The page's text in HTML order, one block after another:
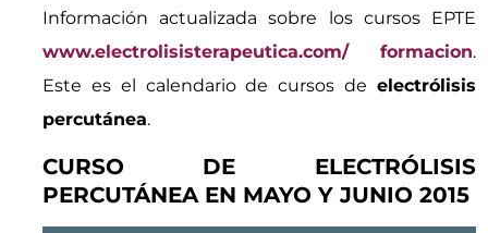
Información actualizada sobre los cursos EPTE
www.electrolisisterapeutica.com/ formacion.
Este es el calendario de cursos de electrólisis
percutánea.
CURSO DE ELECTRÓLISIS
PERCUTÁNEA EN MAYO Y JUNIO 2015